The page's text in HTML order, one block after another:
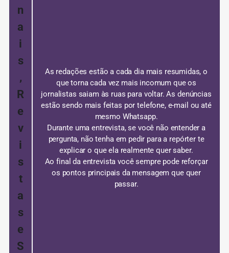
n
a
i
s
,
R
e
v
i
s
t
a
s
e
S
As redações estão a cada dia mais resumidas, o
que torna cada vez mais incomum que os
jornalistas saiam às ruas para voltar.As denúncias
estão sendo mais feitas por telefone, e-mail ou até
mesmo Whatsapp.
Durante uma entrevista, se você não entender a
pergunta, não tenha em pedir para a repórter te
explicar o que ela realmente quer saber.
Ao final da entrevista você sempre pode reforçar
os pontos principais da mensagem que quer
passar.